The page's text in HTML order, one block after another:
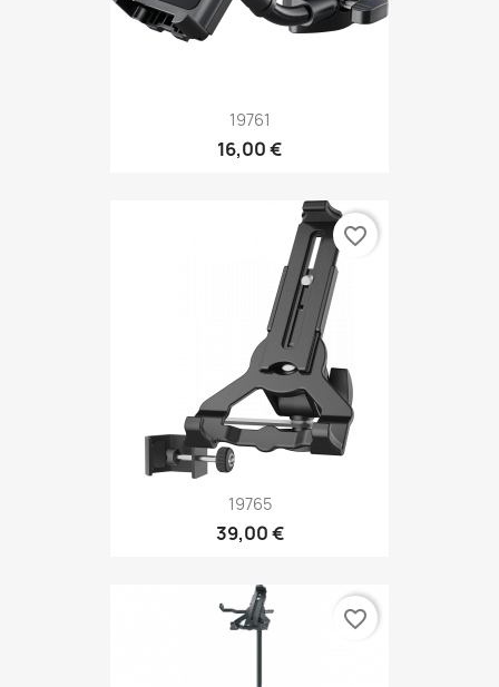
19761
16,00 €
19765
39,00 €
favorite_border
favorite_border